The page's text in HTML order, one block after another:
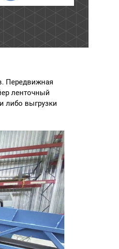
Передвижная
ленточный
либо выгрузки